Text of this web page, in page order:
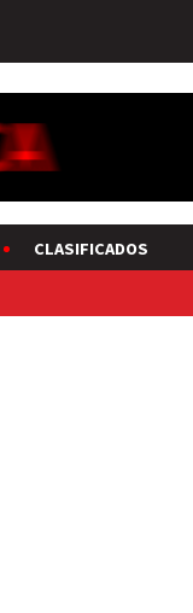
CLASIFICADOS